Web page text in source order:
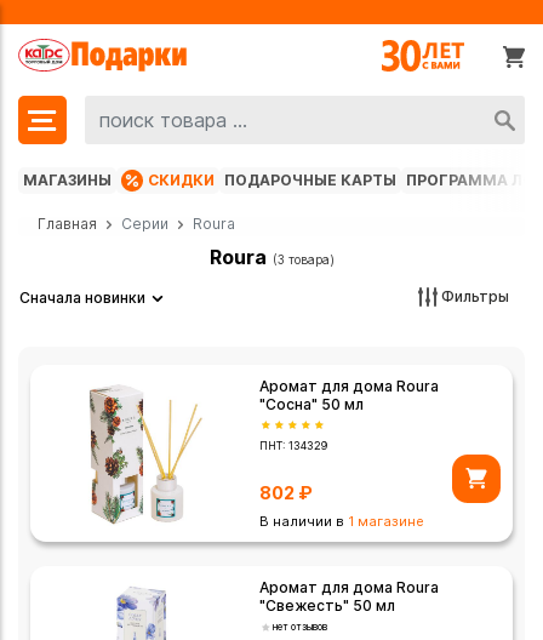
МАГАЗИНЫ СКИДКИ ПОДАРОЧНЫЕ КАРТЫ ПРОГРАММА
Главная Серии Roura
Roura (3 товара)
Сначала новинки Фильтры
Аромат для дома Roura
"Сосна" 50 мл
ПНТ:134329
802 ₽
В наличии в 1 магазине
Аромат для дома Roura
"Свежесть" 50 мл
нет отзывов